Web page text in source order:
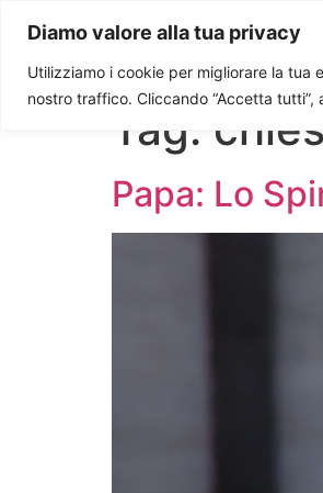
Diamo valore alla tua privacy
Utilizziamo i cookie per migliorare la
nostro traffico. Cliccando “Accetta
Paolo Ondarza
Tag:
Papa: Lo